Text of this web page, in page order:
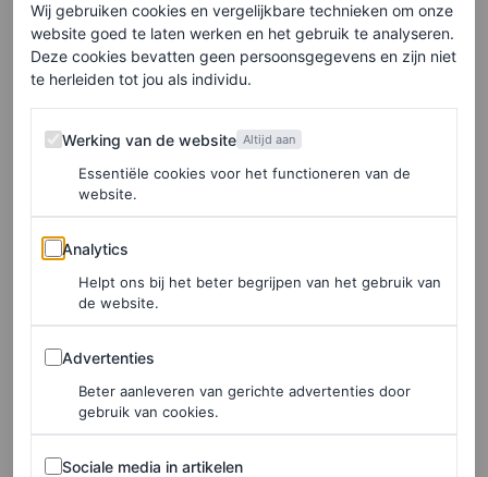
Hoewel het misschien een gewaagde keuze is voor een
zwembaddag, was de naamketting subtiel in de wereld
van Jennifer Lopez. De superster beknibbelt namelijk
nooit op accessoires. Van een indrukwekkende collectie
oversizedhoopstot haarbedazzledStarbucks-bekers, de
popster laat graag hoofden omdraaien. Haar ketting is
zeker zo’n statementaccessoire.
Wij gebruiken cookies en vergelijkbare technieken om onze
website goed te laten werken en het gebruik te analyseren.
Deze cookies bevatten geen persoonsgegevens en zijn niet
te herleiden tot jou als individu.
Werking van de website
Werking van de website Altijd aan
Essentiële cookies voor het functioneren van de
website.
Analytics
Analytics
Helpt ons bij het beter begrijpen van het gebruik van
de website.
Advertenties
Advertenties
Beter aanleveren van gerichte advertenties door
gebruik van cookies.
Sociale media in artikelen
Sociale media in artikelen